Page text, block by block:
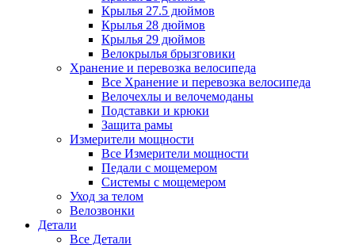
Крылья 27.5 дюймов
Крылья 28 дюймов
Крылья 29 дюймов
Велокрылья брызговики
Хранение и перевозка велосипеда
Все Хранение и перевозка велосипеда
Велочехлы и велочемоданы
Подставки и крюки
Защита рамы
Измерители мощности
Все Измерители мощности
Педали с мощемером
Системы с мощемером
Уход за телом
Велозвонки
Детали
Все Детали